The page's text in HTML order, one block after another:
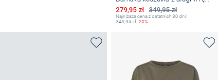
349,95 zł
Obniżona cena
279,95 zł
Najniższa cena z ostatnich 30 dni:
349,95zł-20%